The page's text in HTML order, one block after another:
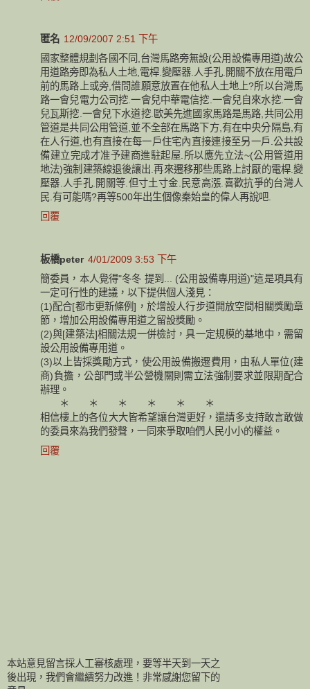
匿名 12/09/2007 2:51 下午
國家整體規劃各國不同,台灣馬路旁無設(公用設備專用道)故公
用道路旁即為私人土地,電桿.變壓器.人手孔.開關不放在用電戶
前的馬路上或旁,借問誰願意放置在他私人土地上?所以台灣馬
路一會兒電力公司挖.一會兒中華電信挖.一會兒自來水挖.一會
兒瓦斯挖.一會兒下水道挖.歐美先進國家馬路是馬路,共同公用
管道是共同公用管道,並不全部在馬路下方,有在中央分隔島,有
在人行道,也有直接在每一戶住宅內直接連接至另一戶.公共設
備建立完成才准予建商進駐起屋.所以應先立法~(公用管道用
地法)強制建築線退後讓出.再來遷移那些馬路上討厭的電桿.變
壓器.人手孔.開關等.但寸土寸金.民意高漲.喜歡抗爭的台灣人
民.有可能嗎?再等500年出生個像秦始皇的偉人再說吧.
回覆
板橋peter 4/01/2009 3:53 下午
簡委員，本人覺得"冬冬 提到... (公用設備專用道)"這是項具有
一定可行性的建議，以下提供個人淺見：
(1)配合[都市更新條例]，於增設人行步道開放空間相關獎勵章
節，增加公用設備專用道之留設獎勵。
(2)與[建築法]相關法規一併檢討，具一定規模的基地中，需留
設公用設備專用道。
(3)以上皆採獎勵方式，使公用設備搬遷費用，由私人單位(建
商)負擔，公部門或半公營機關則需立法強制要求並限期配合
辦理。
＊ ＊ ＊ ＊ ＊ ＊
相信樓上的各位大大皆希望讓台灣更好，還請多支持敢言敢做
的委員來為我們發聲，一同來爭取咱們人民小小的權益。
回覆
本站意見留言採人工審核處理，要等半天到一天之
後出現，我們會繼續努力改進！非常感謝您留下的